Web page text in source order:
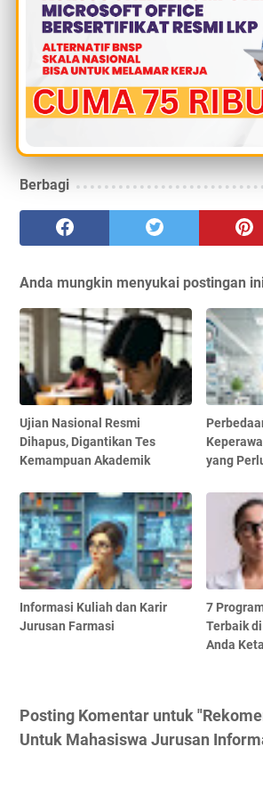
jurusan informatika adalah Lenovo
Aspire E5-475G, dan Asus A455LA.
Semoga artikel ini bermanfaat dan
Anda dalam memilih laptop yang
kebutuhan Anda sebagai mahasiswa
Berbagi
Anda mungkin menyukai postingan
Ujian Nasional Resmi
Dihapus, Digantikan Tes
Kemampuan Akademik
yang
Informasi Kuliah dan Karir
Jurusan Farmasi
7
Terbaik
Anda
Posting Komentar untuk
Untuk Mahasiswa Jurusan